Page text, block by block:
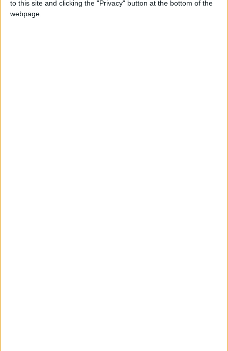
to this site and clicking the "Privacy" button at the bottom of the
webpage.
l’occasione di vivere un’ esperienza in Canada.